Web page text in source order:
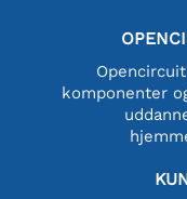
komponenter